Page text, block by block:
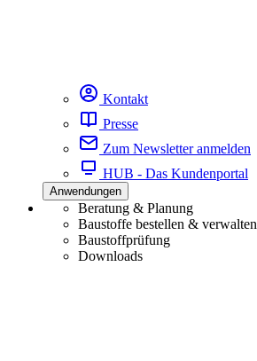
Kontakt
Presse
Zum Newsletter anmelden
HUB - Das Kundenportal
Anwendungen
Beratung & Planung
Baustoffe bestellen & verwalten
Baustoffprüfung
Downloads